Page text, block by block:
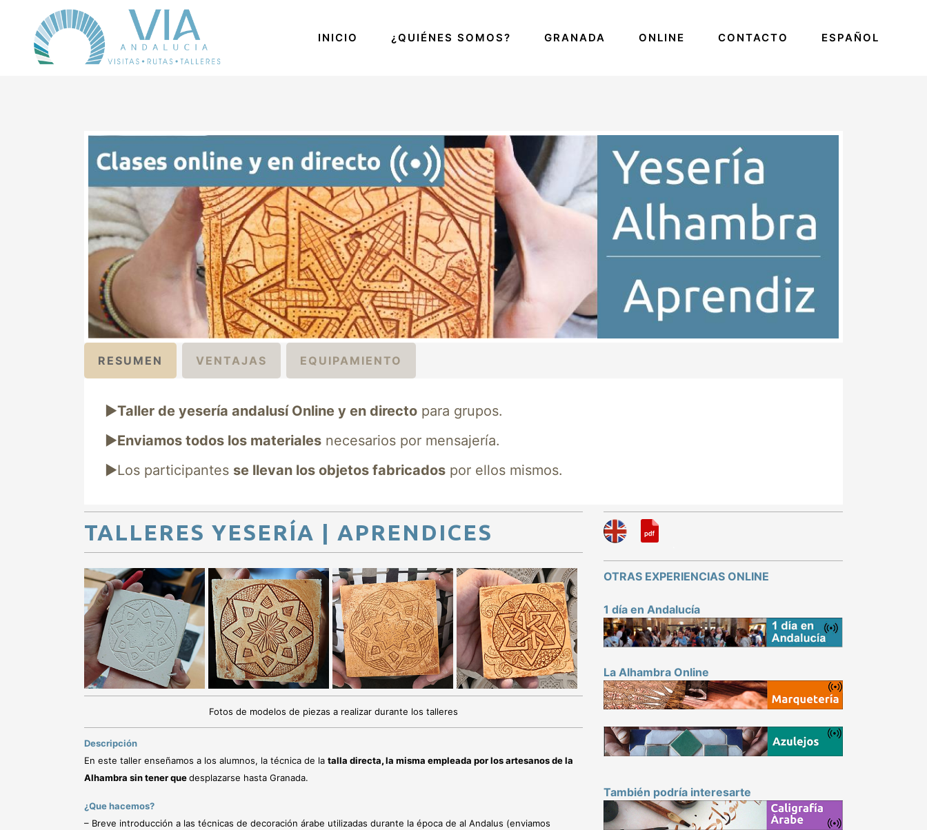
INICIO ¿QUIÉNES SOMOS? GRANADA ONLINE CONTACTO ESPAÑOL
RESUMEN VENTAJAS EQUIPAMIENTO
►Taller de yesería andalusí Online y en directo para grupos.
►Enviamos todos los materiales necesarios por mensajería.
►Los participantes se llevan los objetos fabricados por ellos mismos.
TALLERES YESERÍA | APRENDICES
Fotos de modelos de piezas a realizar durante los talleres
Descripción
En este taller enseñamos a los alumnos, la técnica de la talla directa,la misma empleada por los artesanos de la
Alhambra sin tener quedesplazarse hasta Granada.
¿Que hacemos?
– Breve introducción a las técnicas de decoración árabe utilizadas durante la época de al Andalus (enviamos
OTRAS EXPERIENCIAS ONLINE
1 día en Andalucía
La Alhambra Online
También podría interesarte